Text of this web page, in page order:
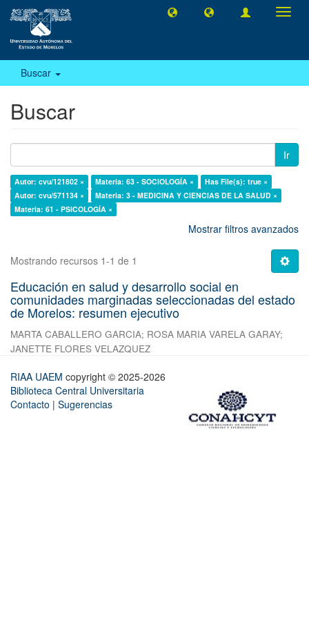
Buscar
Buscar
Ir
Autor: cvu/121802 × Materia: 63 - SOCIOLOGÍA ×
Has File(s): true ×
Autor: cvu/571134 ×
Materia: 3 - MEDICINA Y CIENCIAS DE LA SALUD ×
Materia: 61 - PSICOLOGÍA ×
Mostrar filtros avanzados
Mostrando recursos 1-1 de 1
Educación en salud y desarrollo social en
comunidades marginadas seleccionadas del estado
de Morelos: resumen ejecutivo
MARTA CABALLERO GARCIA; ROSA MARIA VARELA GARAY;
JANETTE FLORES VELAZQUEZ
RIAA UAEM copyright © 2025-2026
Biblioteca Central Universitaria
Contacto | Sugerencias